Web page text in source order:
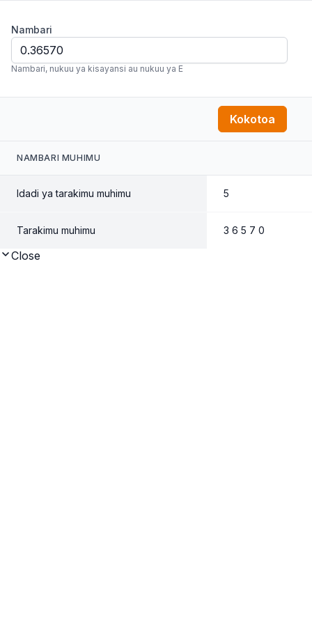
Nambari
Nambari, nukuu ya kisayansi au nukuu ya E
Kokotoa
NAMBARI MUHIMU
Idadi ya tarakimu muhimu 5
Tarakimu muhimu 3 6 5 7 0
Close